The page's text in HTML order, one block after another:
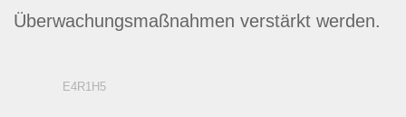
Überwachungsmaßnahmen verstärkt werden.
E4R1H5